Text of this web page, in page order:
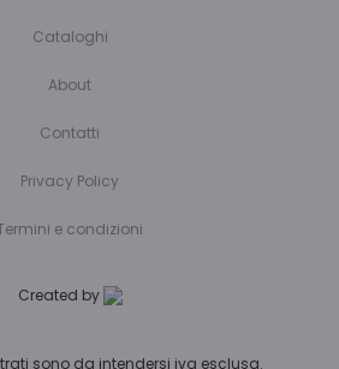
Cataloghi
About
Contatti
Privacy Policy
e condizioni
Created by
sono da intendersi iva esclusa.